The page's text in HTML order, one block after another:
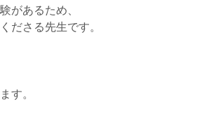
があるため、
ださる先生です。
す。